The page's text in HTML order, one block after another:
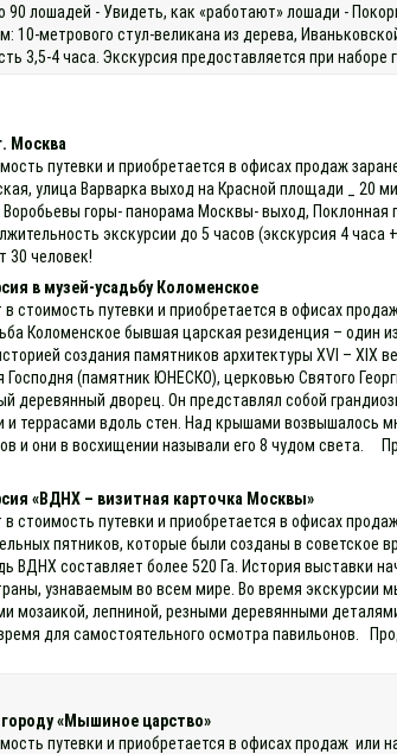
90 лошадей - Увидеть, как «работают» лошади -
10-метрового стул-великана из дерева,
3,5-4 часа. Экскурсия предоставляется при наборе
Москва
путевки и приобретается в офисах продаж
улица Варварка выход на Красной площади _ 20
Воробьевы горы- панорама Москвы- выход,
экскурсии до 5 часов (экскурсия 4 часа
30 человек!
в музей-усадьбу Коломенское
стоимость путевки и приобретается в офисах
Коломенское бывшая царская резиденция – один
создания памятников архитектуры ХVI –
(памятник ЮНЕСКО), церковью Святого
деревянный дворец. Он представлял собой
террасами вдоль стен. Над крышами возвышалось
и они в восхищении называли его 8 чудом света.
«ВДНХ – визитная карточка Москвы»
стоимость путевки и приобретается в офисах
пятников, которые были созданы в советское
ВДНХ составляет более 520 Га. История выставки
узнаваемым во всем мире. Во время
мозаикой, лепниной, резными деревянными
для самостоятельного осмотра павильонов.
«Мышиное царство»
путевки и приобретается в офисах продаж или